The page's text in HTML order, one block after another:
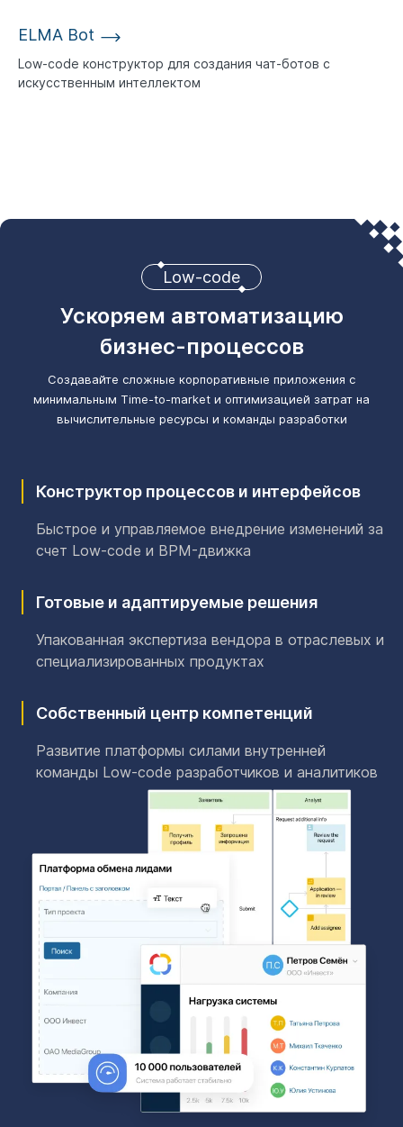
ELMA Bot
Low-code конструктор для создания чат-ботов с
искусственным интеллектом
Low-code
Ускоряем автоматизацию
бизнес-процессов
Создавайте сложные корпоративные приложения с
минимальным Time-to-market и оптимизацией затрат на
вычислительные ресурсы и команды разработки
Конструктор процессов и интерфейсов
Быстрое и управляемое внедрение изменений за
счет Low-code и BPM-движка
Готовые и адаптируемые решения
Упакованная экспертиза вендора в отраслевых и
специализированных продуктах
Собственный центр компетенций
Развитие платформы силами внутренней
команды Low-code разработчиков и аналитиков